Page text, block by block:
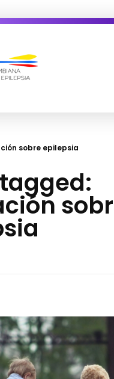
sobre epilepsia